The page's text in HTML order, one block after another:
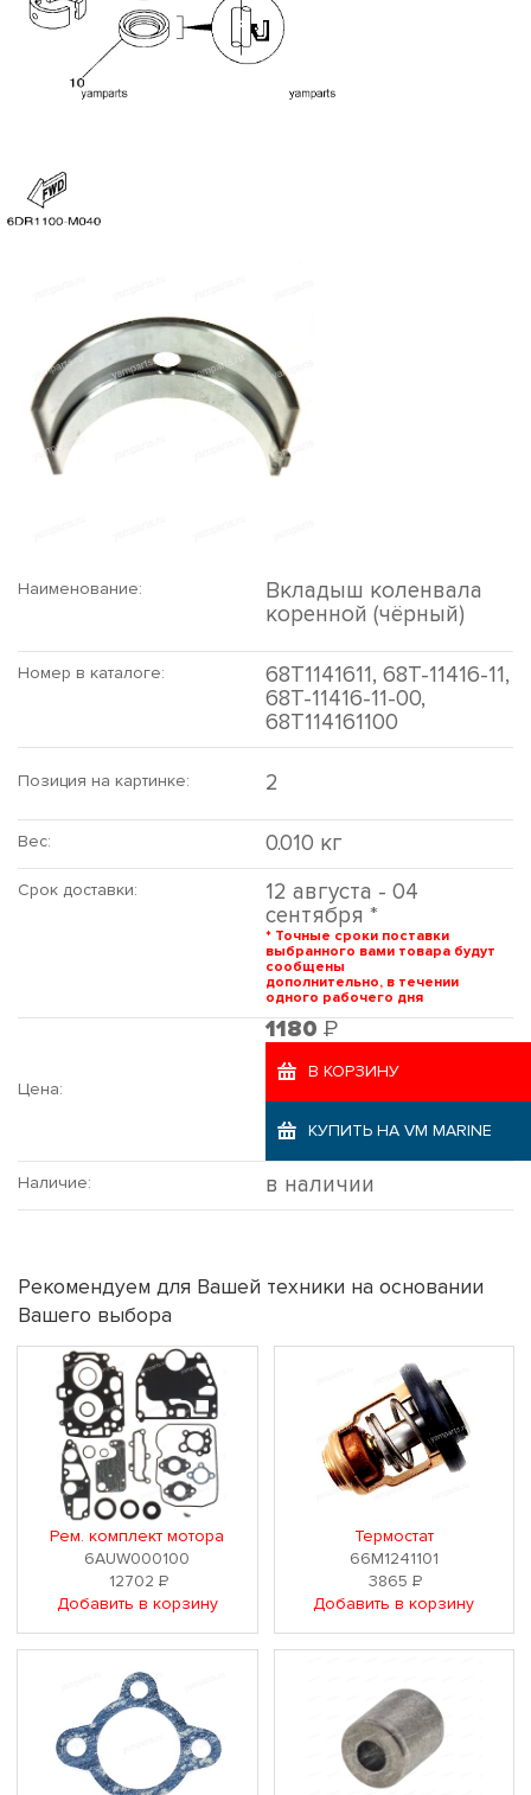
Наименование:
Вкладыш коленвала
коренной (чёрный)
Номер в каталоге:
68T1141611, 68T-11416-11,
68T-11416-11-00,
68T114161100
Позиция на картинке: 2
Вес: 0.010 кг
Срок доставки:
12 августа - 04
сентября *
* Точные сроки поставки
выбранного вами товара будут
сообщены
дополнительно, в течении
одного рабочего дня
Цена:
1180 Р
В КОРЗИНУ
КУПИТЬ НА VM MARINE
Наличие: в наличии
Рекомендуем для Вашей техники на основании
Вашего выбора
Рем. комплект мотора
6AUW000100
12702 Р
Добавить в корзину
Термостат
66M1241101
3865 Р
Добавить в корзину